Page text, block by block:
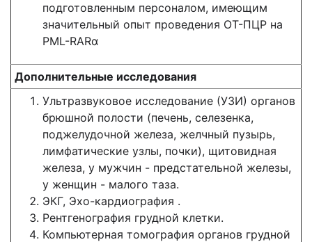
подготовленным персоналом, имеющим
значительный опыт проведения ОТ-ПЦР на
PML-RARα
Дополнительные исследования
Ультразвуковое исследование (УЗИ) органов
брюшной полости (печень, селезенка,
поджелудочной железа, желчный пузырь,
лимфатические узлы, почки), щитовидная
железа, у мужчин - предстательной железы,
у женщин - малого таза.
ЭКГ, Эхо-кардиография .
Рентгенография грудной клетки.
Компьютерная томография органов грудной